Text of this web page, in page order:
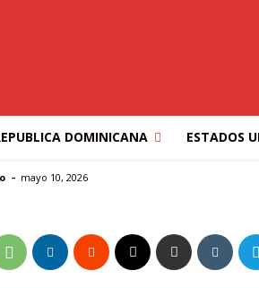
DOMINICANA ESTADOS
DOMINGO
- mayo 10, 2026